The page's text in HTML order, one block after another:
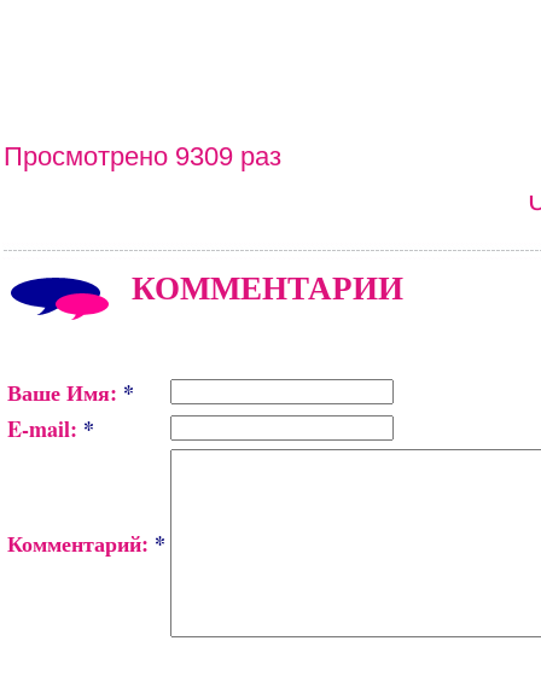
Просмотрено 9309 раз
КОММЕНТАРИИ
Ваше Имя: *
E-mail: *
Комментарий: *